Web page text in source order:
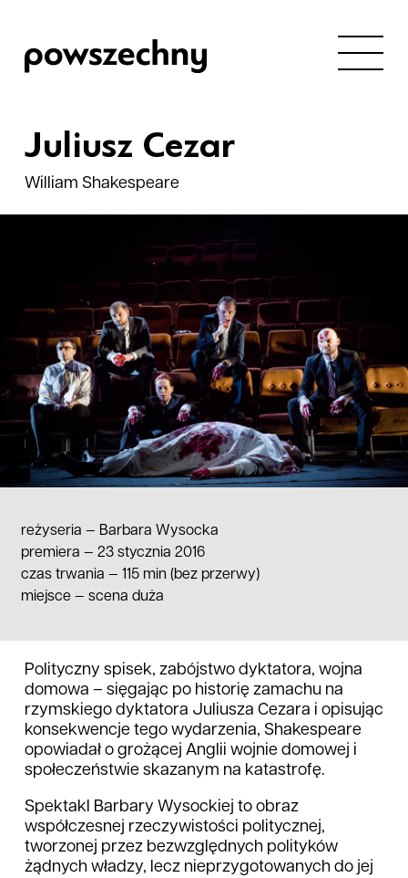
Juliusz Cezar
William Shakespeare
reżyseria — Barbara Wysocka
premiera — 23 stycznia 2016
czas trwania — 115 min (bez przerwy)
miejsce — scena duża
Polityczny spisek, zabójstwo dyktatora, wojna
domowa – sięgając po historię zamachu na
rzymskiego dyktatora Juliusza Cezara i opisując
konsekwencje tego wydarzenia, Shakespeare
opowiadał o grożącej Anglii wojnie domowej i
społeczeństwie skazanym na katastrofę.
Spektakl Barbary Wysockiej to obraz
współczesnej rzeczywistości politycznej,
tworzonej przez bezwzględnych polityków
żądnych władzy, lecz nieprzygotowanych do jej